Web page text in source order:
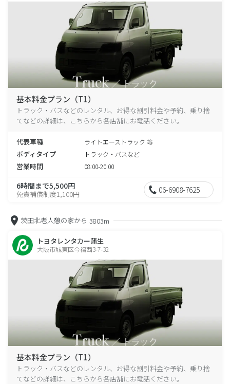
基本料金プラン（T1）
トラック・バスなどのレンタル、お得な割引料金や予約、乗り捨
てなどの詳細は、こちらから各店舗にお電話ください。
代表車種 ライトエーストラック 等
ボディタイプ トラック・バスなど
営業時間 08:00-20:00
6時間まで5,500円
免責補償制度1,100円 06-6908-7625
茨田北老人憩の家から 3803m
トヨタレンタカー蒲生
大阪市城東区今福西3-7-32
基本料金プラン（T1）
トラック・バスなどのレンタル、お得な割引料金や予約、乗り捨
てなどの詳細は、こちらから各店舗にお電話ください。